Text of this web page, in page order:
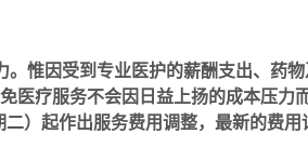
惟因受到专业医护的薪酬支出、药
医疗服务不会因日益上扬的成本压
）起作出服务费用调整，最新的费